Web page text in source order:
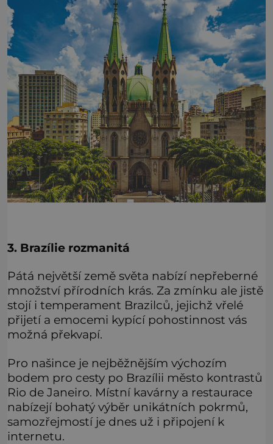
3. Brazílie rozmanitá
Pátá největší země světa nabízí nepřeberné
množství přírodních krás. Za zmínku ale jistě
stojí i temperament Brazilců, jejichž vřelé
přijetí a emocemi kypící pohostinnost vás
možná překvapí.
Pro našince je nejběžnějším výchozím
bodem pro cesty po Brazílii město kontrastů
Rio de Janeiro. Místní kavárny a restaurace
nabízejí bohatý výběr unikátních pokrmů,
samozřejmostí je dnes už i připojení k
internetu.